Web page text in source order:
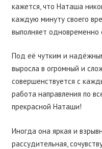
кажется, что Наташа
каждую минуту своего
выполняет
Под её чутким и
выросла в огромный и
совершенствуется с
работа направления по
прекрасной Наташи!
Иногда она яркая и
рассудительная,